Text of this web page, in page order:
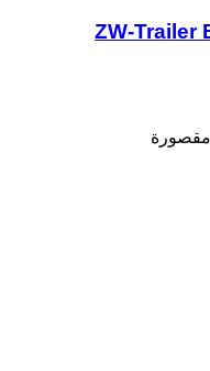
ZW-Trailer